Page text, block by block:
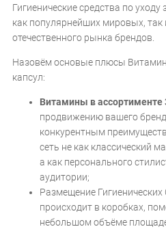
Гигиенические средства по
как популярнейших мировых, так
отечественного рынка брендов.
Назовём основые плюсы
капсул:
Витамины в ассортименте
продвижению вашего
конкурентным
сеть не как классический
а как персонального
аудитории;
Размещение Гигиенических
происходит в коробках,
небольшом объёме